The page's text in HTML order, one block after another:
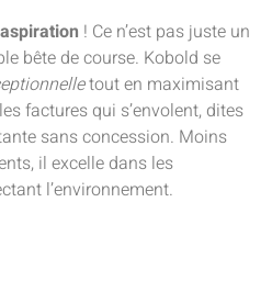
! Ce n’est pas juste un
bête de course. Kobold se
tout en maximisant
factures qui s’envolent, dites
sans concession. Moins
il excelle dans les
l’environnement.